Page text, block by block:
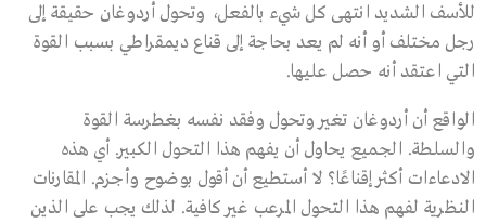
للأسف الشديد انتهى كل شيء بالفعل، وتحول أردوغان حقيقة إلى
رجل مختلف أو أنه لم يعد بحاجة إلى قناع ديمقراطي بسبب القوة
التي اعتقد أنه حصل عليها.
الواقع أن أردوغان تغير وتحول وفقد نفسه بغطرسة القوة
والسلطة. الجميع يحاول أن يفهم هذا التحول الكبير. أي هذه
الادعاءات أكثر إقناعًا؟ لا أستطيع أن أقول بوضوح وأجزم. المقارنات
النظرية لفهم هذا التحول المرعب غير كافية. لذلك يجب على الذين